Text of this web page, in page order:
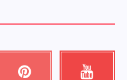
Pinterest
Épinglez
Youtube
Regardez